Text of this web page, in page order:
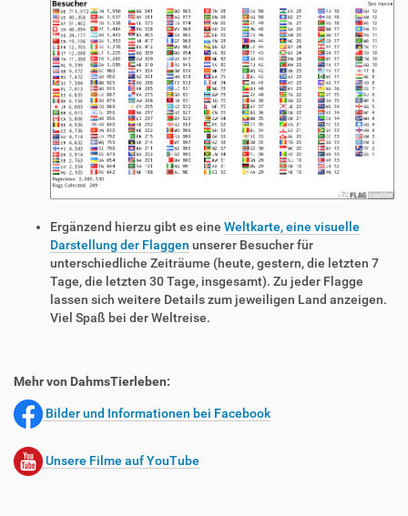
Ergänzend hierzu gibt es eine Weltkarte, eine visuelle
Darstellung der Flaggen unserer Besucher für
unterschiedliche Zeiträume (heute, gestern, die letzten 7
Tage, die letzten 30 Tage, insgesamt). Zu jeder Flagge
lassen sich weitere Details zum jeweiligen Land anzeigen.
Viel Spaß bei der Weltreise.
Mehr von DahmsTierleben:
Bilder und Informationen bei Facebook
Unsere Filme auf YouTube